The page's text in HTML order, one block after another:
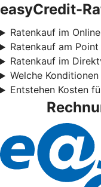
easyCredit-
Ratenkauf im
Ratenkauf am
Ratenkauf im
Welche
Entstehen Kosten